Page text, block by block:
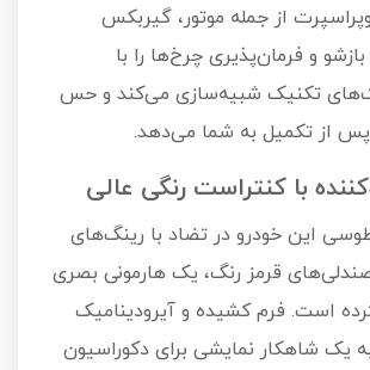
از جمله موتور، گیربکس
و فرمان‌پذیری چرخ‌ها را با
تکنیک شبیه‌سازی می‌کند و حس
پس از تکمیل به شما می‌دهد.
با کنتراست رنگی عالی
این خودرو در تضاد با رینگ‌های
صندلی‌های قرمز رنگ، یک هارمونی بصری
است. فرم کشیده و آیرودینامیک
یک شاهکار نمایشی برای دکوراسیون